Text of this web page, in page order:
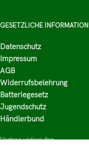
GESETZLICHE INFORMATION
Datenschutz
Impressum
AGB
Widerrufsbelehrung
Batteriegesetz
Jugendschutz
Händlerbund
Vertrag widerrufen